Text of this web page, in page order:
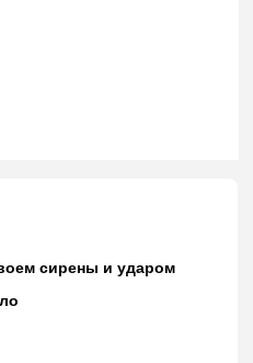
сирены и ударом